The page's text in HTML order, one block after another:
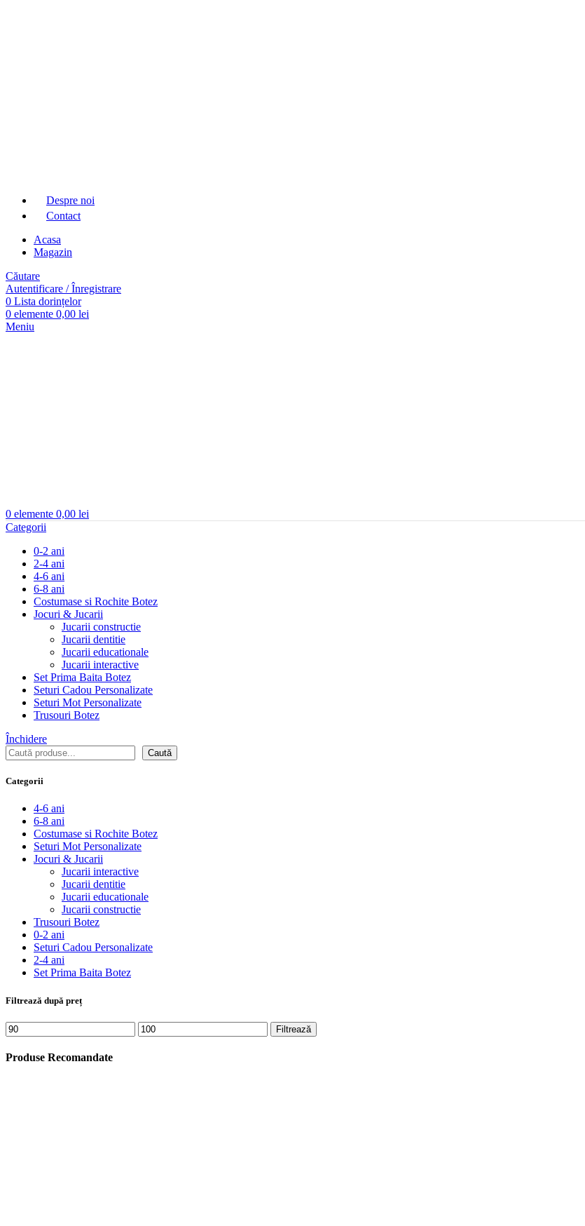
Despre noi
Contact
Acasa
Magazin
Căutare
Autentificare / Înregistrare
0 Lista dorințelor
0 elemente 0,00 lei
Meniu
0 elemente 0,00 lei
Categorii
0-2 ani
2-4 ani
4-6 ani
6-8 ani
Costumase si Rochite Botez
Jocuri & Jucarii
Jucarii constructie
Jucarii dentitie
Jucarii educationale
Jucarii interactive
Set Prima Baita Botez
Seturi Cadou Personalizate
Seturi Mot Personalizate
Trusouri Botez
Închidere
Caută
Caută
Categorii
4-6 ani
6-8 ani
Costumase si Rochite Botez
Seturi Mot Personalizate
Jocuri & Jucarii
Jucarii interactive
Jucarii dentitie
Jucarii educationale
Jucarii constructie
Trusouri Botez
0-2 ani
Seturi Cadou Personalizate
2-4 ani
Set Prima Baita Botez
Filtrează după preț
Preț
minim
Preț
maxim
Filtrează
Produse Recomandate